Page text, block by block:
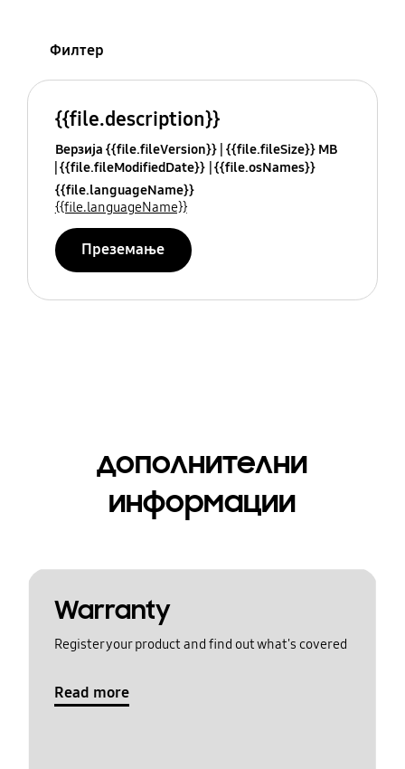
Филтер
{{file.description}}
Верзија {{file.fileVersion}} {{file.fileSize}} MB
{{file.fileModifiedDate}} {{file.osNames}}
{{file.languageName}}
{{file.languageName}}
Преземање
дополнителни
информации
Warranty
Register your product and find out what's covered
Read more